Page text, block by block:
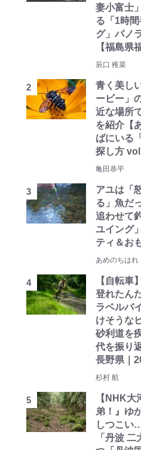
妻小富士
る「1時
グ」パノ
【福島県
辰口 稚菜
青く美し
ービー」
近な場所
を紹介【
ばにいる
探し方
亀田恭平
アユは「
る」魚だ
追わせて
ユイング
ティ＆お
あめのちはれ
【自転車
登れたん
ラベルバ
けそうな
砂利道を
代を振り
長野県｜
杉村 航
【NHK大
弟！』ゆ
しつこい
「丹波